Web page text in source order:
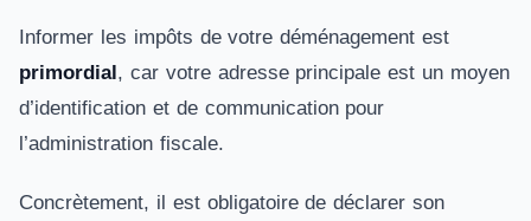
Informer les impôts de votre déménagement est
primordial, car votre adresse principale est un moyen
d’identification et de communication pour
l’administration fiscale.
Concrètement, il est obligatoire de déclarer son